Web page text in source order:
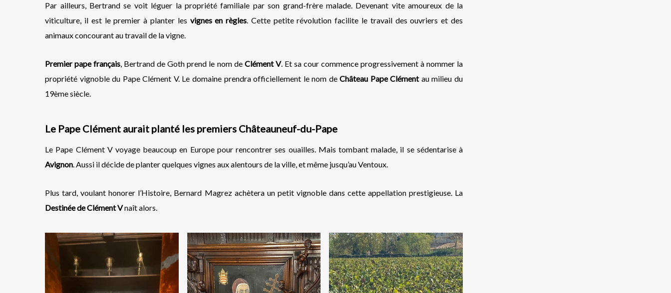
Par ailleurs, Bertrand se voit léguer la propriété familiale par son grand-frère malade. Devenant vite amoureux de la
viticulture, il est le premier à planter les vignes en règles. Cette petite révolution facilite le travail des ouvriers et des
animaux concourant au travail de la vigne.
Premier pape français, Bertrand de Goth prend le nom de Clément V. Et sa cour commence progressivement à nommer la
propriété vignoble du Pape Clément V. Le domaine prendra officiellement le nom deChâteau Pape Clémentau milieu du
19ème siècle.
Le Pape Clément aurait planté les premiers Châteauneuf-du-Pape
Le Pape Clément V voyage beaucoup en Europe pour rencontrer ses ouailles. Mais tombant malade, il se sédentarise à
Avignon. Aussi il décide de planter quelques vignes aux alentours de la ville, et même jusqu’au Ventoux.
Plus tard, voulant honorer l’Histoire, Bernard Magrez achètera un petit vignoble dans cette appellation prestigieuse. La
Destinée de Clément Vnaît alors.